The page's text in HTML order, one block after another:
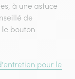
à une astuce
de
bouton
pour le